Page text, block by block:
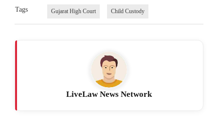
Tags Gujarat High Court Child Custody
LiveLaw News Network